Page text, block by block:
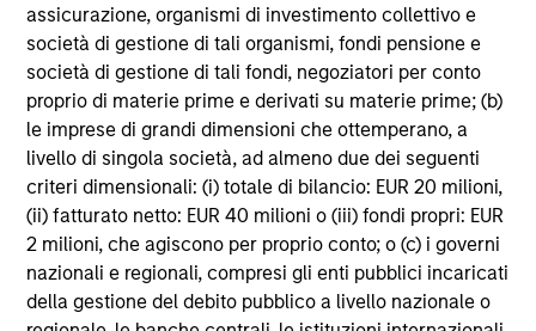
assicurazione, organismi di investimento collettivo e
società di gestione di tali organismi, fondi pensione e
società di gestione di tali fondi, negoziatori per conto
proprio di materie prime e derivati su materie prime; (b)
le imprese di grandi dimensioni che ottemperano, a
livello di singola società, ad almeno due dei seguenti
criteri dimensionali: (i) totale di bilancio: EUR 20 milioni,
(ii) fatturato netto: EUR 40 milioni o (iii) fondi propri: EUR
2 milioni, che agiscono per proprio conto; o (c) i governi
nazionali e regionali, compresi gli enti pubblici incaricati
della gestione del debito pubblico a livello nazionale o
Più alta è la categoria (1-7), maggiore è il potenziale di
rendimento, ma anche il rischio di perdere l’investimento.
La categoria 1 non indica un investimento privo di rischio. Si
rimanda al Documento contenente informazioni chiave per
gli investitori (KIID), nella sezione Risorse, per il rating di
rischio specifico per le classi di azioni e le avvertenze.
Il Morningstar Rating™, o “star rating” viene calcolato per i
prodotti gestiti (inclusi fondi comuni, sottoconti di rendite
variabili e polizze vita variabili, exchange-traded fund, fondi
chiusi e conti separati) con uno storico minimo di tre anni.
Gli exchange-traded fund e i fondi comuni aperti sono
considerati come un’unica categoria a fini comparativi. Il
rating viene calcolato sulla base di una misura del